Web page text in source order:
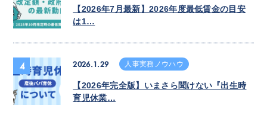
【2026年7月最新】2026年度最低賃金の目安
は1…
2026.1.29 人事実務ノウハウ
【2026年完全版】いまさら聞けない『出生時
育児休業…
4